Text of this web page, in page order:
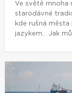
Ve světě mnoha
starodávné
kde rušná
jazykem... Jak